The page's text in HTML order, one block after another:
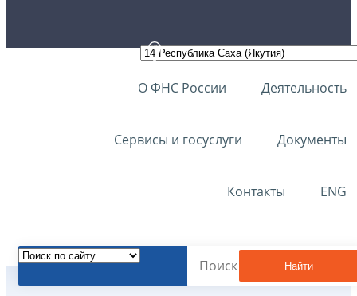
О ФНС России Деятельность
Сервисы и госуслуги Документы
Контакты ENG
Найти